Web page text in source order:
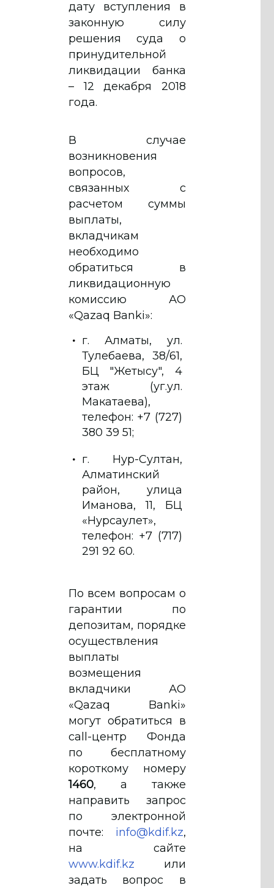
дату вступления в
законную силу
решения суда о
принудительной
ликвидации банка
– 12 декабря 2018
года.
В случае
возникновения
вопросов,
связанных с
расчетом суммы
выплаты,
вкладчикам
необходимо
обратиться в
ликвидационную
комиссию АО
«Qazaq Banki»:
г. Алматы, ул.
Тулебаева, 38/61,
БЦ "Жетысу", 4
этаж (уг.ул.
Макатаева),
телефон: +7 (727)
380 39 51;
г. Нур-Султан,
Алматинский
район, улица
Иманова, 11, БЦ
«Нурсаулет»,
телефон: +7 (717)
291 92 60.
По всем вопросам о
гарантии по
депозитам, порядке
осуществления
выплаты
возмещения
вкладчики АО
«Qazaq Banki»
могут обратиться в
call-центр Фонда
по бесплатному
короткому номеру
1460, а также
направить запрос
по электронной
почте: info@kdif.kz,
на сайте
www.kdif.kz или
задать вопрос в